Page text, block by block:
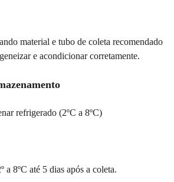
material e tubo de coleta recomendado
e acondicionar corretamente.
refrigerado (2ºC a 8ºC)
8ºC até 5 dias após a coleta.